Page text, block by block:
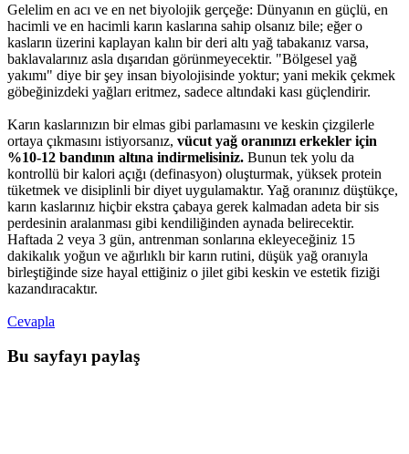
Gelelim en acı ve en net biyolojik gerçeğe: Dünyanın en güçlü, en
hacimli ve en hacimli karın kaslarına sahip olsanız bile; eğer o
kasların üzerini kaplayan kalın bir deri altı yağ tabakanız varsa,
baklavalarınız asla dışarıdan görünmeyecektir. "Bölgesel yağ
yakımı" diye bir şey insan biyolojisinde yoktur; yani mekik çekmek
göbeğinizdeki yağları eritmez, sadece altındaki kası güçlendirir.
Karın kaslarınızın bir elmas gibi parlamasını ve keskin çizgilerle
ortaya çıkmasını istiyorsanız, vücut yağ oranınızı erkekler için
%10-12 bandının altına indirmelisiniz. Bunun tek yolu da
kontrollü bir kalori açığı (definasyon) oluşturmak, yüksek protein
tüketmek ve disiplinli bir diyet uygulamaktır. Yağ oranınız düştükçe,
karın kaslarınız hiçbir ekstra çabaya gerek kalmadan adeta bir sis
perdesinin aralanması gibi kendiliğinden aynada belirecektir.
Haftada 2 veya 3 gün, antrenman sonlarına ekleyeceğiniz 15
dakikalık yoğun ve ağırlıklı bir karın rutini, düşük yağ oranıyla
birleştiğinde size hayal ettiğiniz o jilet gibi keskin ve estetik fiziği
kazandıracaktır.
Cevapla
Bu sayfayı paylaş